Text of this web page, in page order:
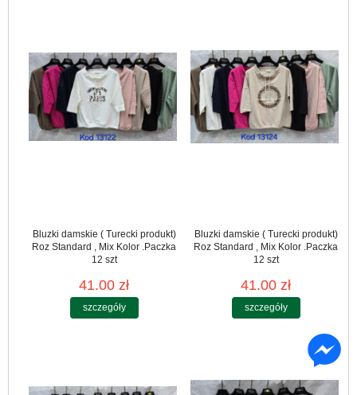
Bluzki damskie ( Turecki produkt)
Roz Standard , Mix Kolor .Paczka
12 szt
41.00 zł
szczegóły
Bluzki damskie ( Turecki produkt)
Roz Standard , Mix Kolor .Paczka
12 szt
41.00 zł
szczegóły